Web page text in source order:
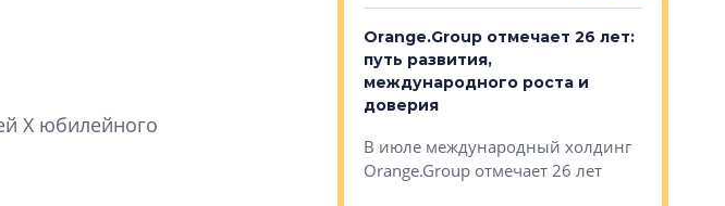
X юбилейного
девятый сезон творческого
Orange.Group отмечает 26 лет:
путь развития,
международного роста и
доверия
В июле международный холдинг
Orange.Group отмечает 26 лет